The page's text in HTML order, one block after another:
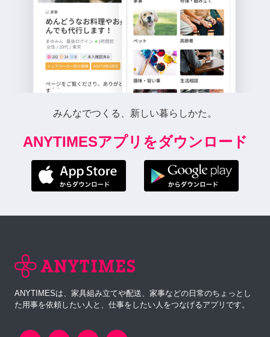
みんなでつくる、新しい暮らしかた。
ANYTIMESアプリをダウンロード
ANYTIMESは、家具組み立てや配送、家事などの日常のちょっとし
た用事を依頼したい人と、仕事をしたい人をつなげるアプリです。